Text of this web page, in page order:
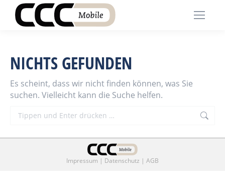
NICHTS GEFUNDEN
Es scheint, dass wir nicht finden können, was Sie
suchen. Vielleicht kann die Suche helfen.
Search:
Impressum | Datenschutz | AGB